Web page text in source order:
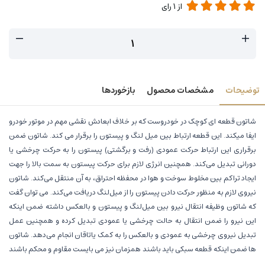
از 1رای
توضیحات مشخصات محصول بازخوردها
شاتون قطعه ای کوچک در خودروست که بر خلاف ابعادش نقشی مهم در موتور خودرو
ایفا میکند. این قطعه ارتباط بین میل لنگ و پیستون را برقرار می کند. شاتون ضمن
برقراری این ارتباط حرکت عمودی (رفت و برگشتی) پیستون را به حرکت چرخشی یا
دورانی تبدیل می‌کند. همچنین انرژی لازم برای حرکت پیستون به سمت بالا را جهت
ایجاد تراکم بین مخلوط سوخت و هوا در محفظه‌ احتراق، به آن منتقل می‌کند. شاتون
نیروی لازم به منظور حرکت دادن پیستون را از میل‌لنگ دریافت می‌کند. می توان گفت
که شاتون وظیفه‌ انتقال نیرو بین میل‌لنگ و پیستون و بالعکس داشته ضمن اینکه
این نیرو را ضمن انتقال به حالت چرخشی یا عمودی تبدیل کرده و همچنین عمل
تبدیل نیروی چرخشی به عمودی و بالعکس را به کمک یاتاقان انجام می‌دهد. شاتون
ها ضمن اینکه قطعه سبکی باید باشند همزمان نیز می بایست مقاوم و محکم باشند